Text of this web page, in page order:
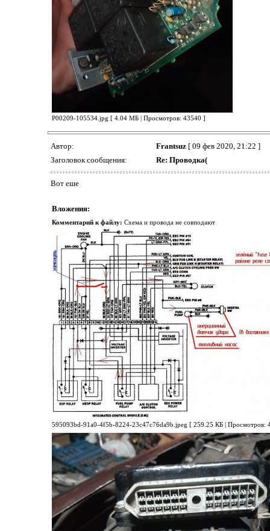
P00209-105534.jpg [ 4.04 МБ | Просмотров: 43540 ]
Автор: Frantsuz[ 09 фев 2020, 21:22 ]
Заголовок сообщения:
Re: Проводка(
Вот еше
Вложения:
Комментарий к файлу: Схема и провода не совподают
595093bd-91a0-4f5b-8224-23c47c76da9b.jpeg [ 259.25 КБ | Просмотров: